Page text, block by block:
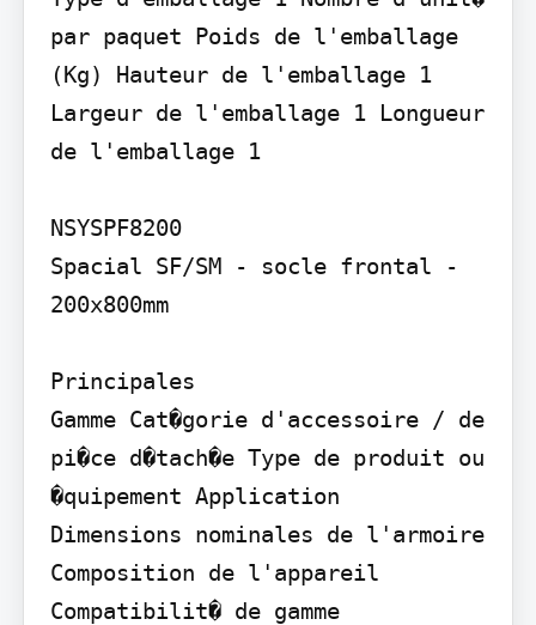
par paquet Poids de l'emballage
(Kg) Hauteur de l'emballage 1
Largeur de l'emballage 1 Longueur
de l'emballage 1
NSYSPF8200
Spacial SF/SM - socle frontal -
200x800mm
Principales
Gamme Cat�gorie d'accessoire / de
pi�ce d�tach�e Type de produit ou
�quipement Application
Dimensions nominales de l'armoire
Composition de l'appareil
Compatibilit� de gamme